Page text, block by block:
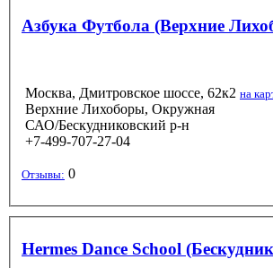
Азбука Футбола (Верхние
Москва, Дмитровское шоссе, 62к2 на
Верхние Лихоборы, Окружная
САО/Бескудниковский р-н
+7-499-707-27-04
Отзывы: 0
Hermes Dance School